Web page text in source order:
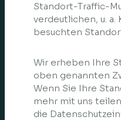
Standort-Traffic-
verdeutlichen, u. a.
besuchten
Wir erheben Ihre
oben genannten
Wenn Sie Ihre
mehr mit uns
die